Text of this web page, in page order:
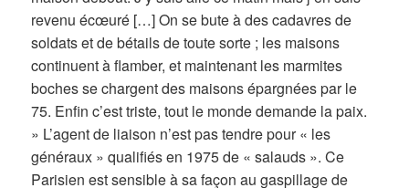
revenu écœuré […] On se bute à des cadavres de
soldats et de bétails de toute sorte ; les maisons
continuent à flamber, et maintenant les marmites
boches se chargent des maisons épargnées par le
75. Enfin c’est triste, tout le monde demande la paix.
» L’agent de liaison n’est pas tendre pour « les
généraux » qualifiés en 1975 de « salauds ». Ce
Parisien est sensible à sa façon au gaspillage de